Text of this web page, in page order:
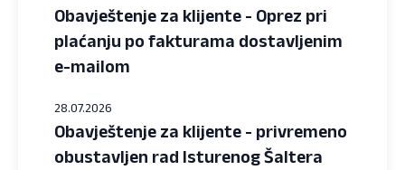
Obavještenje za klijente - Oprez pri
plaćanju po fakturama dostavljenim
e-mailom
28.07.2026
Obavještenje za klijente - privremeno
obustavljen rad Isturenog Šaltera